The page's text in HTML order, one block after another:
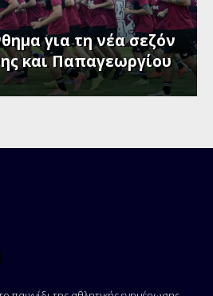
για τη νέα σεζόν
και Παπαγεωργίου